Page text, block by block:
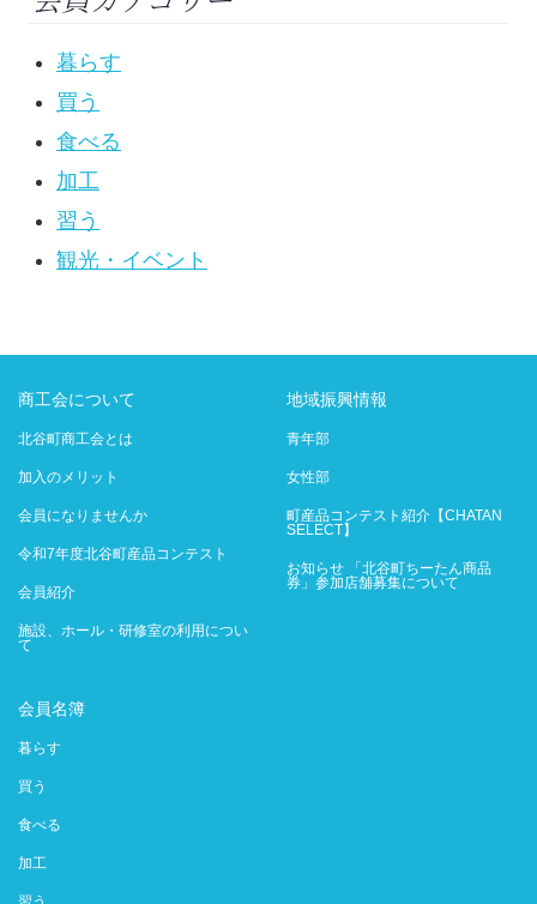
暮らす
買う
食べる
加工
習う
観光・イベント
商工会について
北谷町商工会とは
加入のメリット
会員になりませんか
令和7年度北谷町産品コンテスト
会員紹介
施設、ホール・研修室の利用につい
て
地域振興情報
青年部
女性部
町産品コンテスト紹介【CHATAN
SELECT】
お知らせ 「北谷町ちーたん商品
券」参加店舗募集について
会員名簿
暮らす
買う
食べる
加工